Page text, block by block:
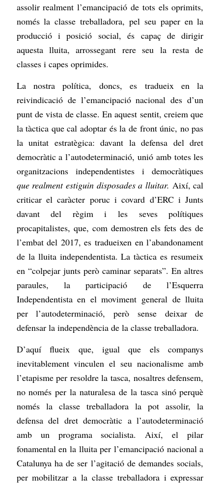
assolir realment l’emancipació de tots els oprimits,
només la classe treballadora, pel seu paper en la
producció i posició social, és capaç de dirigir
aquesta lluita, arrossegant rere seu la resta de
classes i capes oprimides.
La nostra política, doncs, es tradueix en la
reivindicació de l’emancipació nacional des d’un
punt de vista de classe. En aquest sentit, creiem que
la tàctica que cal adoptar és la de front únic, no pas
la unitat estratègica: davant la defensa del dret
democràtic a l’autodeterminació, unió amb totes les
organitzacions independentistes i democràtiques
que realment estiguin disposades a lluitar. Així, cal
criticar el caràcter poruc i covard d’ERC i Junts
davant del règim i les seves polítiques
procapitalistes, que, com demostren els fets des de
l’embat del 2017, es tradueixen en l’abandonament
de la lluita independentista. La tàctica es resumeix
en “colpejar junts però caminar separats”. En altres
paraules, la participació de l’Esquerra
Independentista en el moviment general de lluita
per l’autodeterminació, però sense deixar de
defensar la independència de la classe treballadora.
D’aquí flueix que, igual que els companys
inevitablement vinculen el seu nacionalisme amb
l’etapisme per resoldre la tasca, nosaltres defensem,
no només per la naturalesa de la tasca sinó perquè
només la classe treballadora la pot assolir, la
defensa del dret democràtic a l’autodeterminació
amb un programa socialista. Així, el pilar
fonamental en la lluita per l’emancipació nacional a
Catalunya ha de ser l’agitació de demandes socials,
per mobilitzar a la classe treballadora i expressar